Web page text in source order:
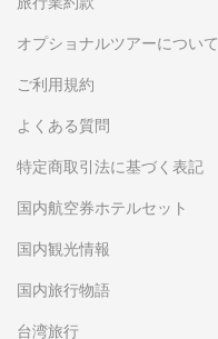
オプショナルツアーについて
ご利用規約
よくある質問
特定商取引法に基づく表記
国内航空券ホテルセット
国内観光情報
国内旅行物語
台湾旅行